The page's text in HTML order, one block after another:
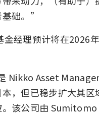
础。”
金经理预计将在2026
Nikko Asset
，但已稳步扩大其区
。该公司由